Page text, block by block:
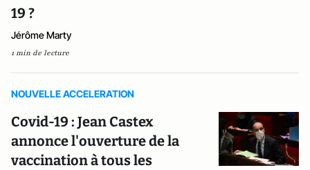
19 ?
Jérôme Marty
1 min de lecture
NOUVELLE ACCELERATION
Covid-19 : Jean Castex
annonce l'ouverture de la
vaccination à tous les